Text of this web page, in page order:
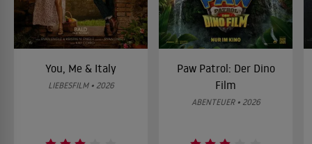
You, Me & Italy
LIEBESFILM • 2026
Paw Patrol: Der Dino
Film
ABENTEUER • 2026